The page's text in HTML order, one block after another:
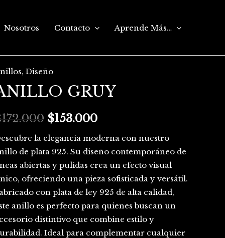
Nosotros Contacto Aprende Más…
,Diseño
GRUY
172.000
El
precio
original
era:
$172.000.
$153.000
precio
actual
es:
$153.000.
la elegancia moderna con nuestro
de plata 925. Su diseño contemporáneo de
abiertas y pulidas crea un efecto visual
ofreciendo una pieza sofisticada y versátil.
con plata de ley 925 de alta calidad,
anillo es perfecto para quienes buscan un
distintivo que combine estilo y
Ideal para complementar cualquier